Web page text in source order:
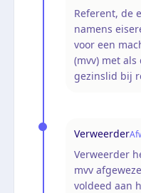
Referent, de
namens
voor een
(mvv) met
gezinslid bij
Verweerder
Verweerder
mvv
voldeed aan